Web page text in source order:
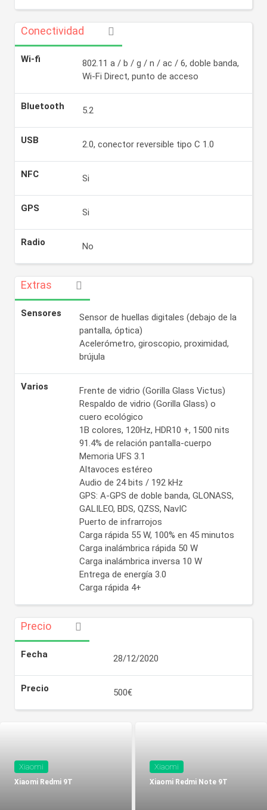
Conectividad
Wi-fi
802.11 a / b / g / n / ac / 6, doble banda,
Wi-Fi Direct, punto de acceso
Bluetooth 5.2
USB 2.0, conector reversible tipo C 1.0
NFC Si
GPS Si
Radio No
Extras
Sensores
Sensor de huellas digitales (debajo de la
pantalla, óptica)
Acelerómetro, giroscopio, proximidad,
brújula
Varios
Frente de vidrio (Gorilla Glass Victus)
Respaldo de vidrio (Gorilla Glass) o
cuero ecológico
1B colores, 120Hz, HDR10 +, 1500 nits
91.4% de relación pantalla-cuerpo
Memoria UFS 3.1
Altavoces estéreo
Audio de 24 bits / 192 kHz
GPS: A-GPS de doble banda, GLONASS,
GALILEO, BDS, QZSS, NavIC
Puerto de infrarrojos
Carga rápida 55 W, 100% en 45 minutos
Carga inalámbrica rápida 50 W
Carga inalámbrica inversa 10 W
Entrega de energía 3.0
Carga rápida 4+
Precio
Fecha 28/12/2020
Precio 500€
Xiaomi
Xiaomi Redmi 9T
Xiaomi
Xiaomi Redmi Note 9T